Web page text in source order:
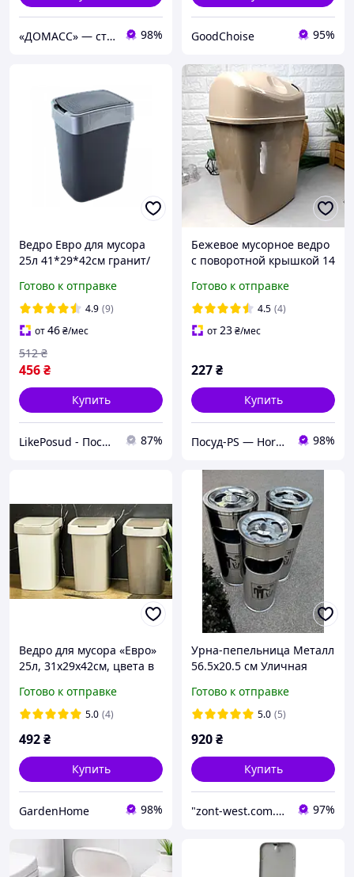
«ДОМАСС» — стойки для одежды, товары для дома и отдыха! 98% GoodChoise 95%
Ведро Евро для мусора
25л 41*29*42см гранит/
Готово к отправке
4.9 (9)
от46₴/мес
456₴
512 ₴
Купить
LikePosud - Посуда и товары для дома и сада 87%
Бежевое мусорное ведро
с поворотной крышкой 14
Готово к отправке
4.5 (4)
от23₴/мес
227₴
Купить
Посуд-PS — Horeca Посуда Подарки 98%
Ведро для мусора «Евро»
25л, 31x29x42см, цвета в
Готово к отправке
5.0 (4)
492₴
Купить
GardenHome 98%
Урна-пепельница Металл
56.5х20.5 см Уличная
Металлическая урна для
мусора
Готово к отправке
5.0 (5)
920₴
Купить
"zont-west.com.ua": Онлайн-магазин товаров для отдыха, сада и уличной инфраструктуры 97%